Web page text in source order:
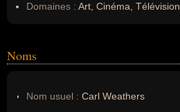
Domaines : Art, Cinéma, Télévision
Noms
Nom usuel : Carl Weathers